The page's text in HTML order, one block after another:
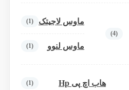
(4)
ماوس لاجیتک (1)
ماوس لنوو (1)
هاب اچ پی Hp (1)